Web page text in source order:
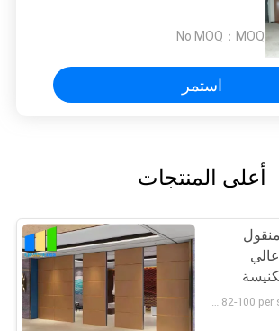
MOQ：
No MOQ
استمر
أعلى المنتجات
US Dollars 82-100 per square meter MOQ:لا موك ، كمية صغيرة موضع ترحيب